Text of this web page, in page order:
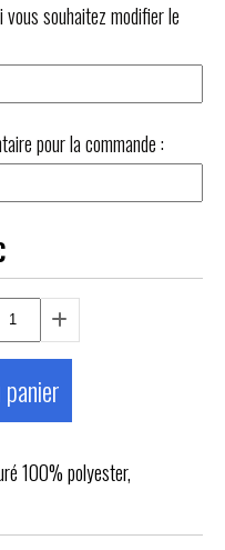
souhaitez modifier le
pour la commande :
100% polyester,